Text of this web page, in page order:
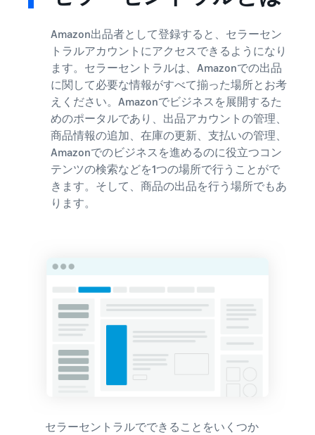
Amazon出品者として登録すると、セラーセン
トラルアカウントにアクセスできるようになり
ます。セラーセントラルは、Amazonでの出品
に関して必要な情報がすべて揃った場所とお考
えください。Amazonでビジネスを展開するた
めのポータルであり、出品アカウントの管理、
商品情報の追加、在庫の更新、支払いの管理、
Amazonでのビジネスを進めるのに役立つコン
テンツの検索などを1つの場所で行うことがで
きます。そして、商品の出品を行う場所でもあ
ります。
セラーセントラルでできることをいくつか